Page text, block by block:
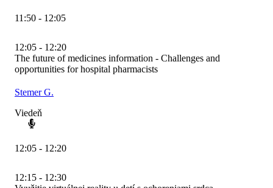
11:50 - 12:05
12:05 - 12:20
The future of medicines information - Challenges and
opportunities for hospital pharmacists
Stemer G.
Viedeň
12:05 - 12:20
12:15 - 12:30